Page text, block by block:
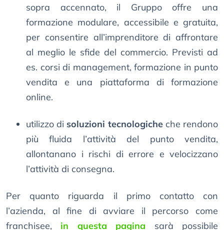
sopra accennato, il Gruppo offre una
formazione modulare, accessibile e gratuita,
per consentire all’imprenditore di affrontare
al meglio le sfide del commercio. Previsti ad
es. corsi di management, formazione in punto
vendita e una piattaforma di formazione
online.
utilizzo di soluzioni tecnologicheche rendono
più fluida l’attività del punto vendita,
allontanano i rischi di errore e velocizzano
l’attività di consegna.
Per quanto riguarda il primo contatto con
l’azienda, al fine di avviare il percorso come
franchisee, in questa pagina sarà possibile